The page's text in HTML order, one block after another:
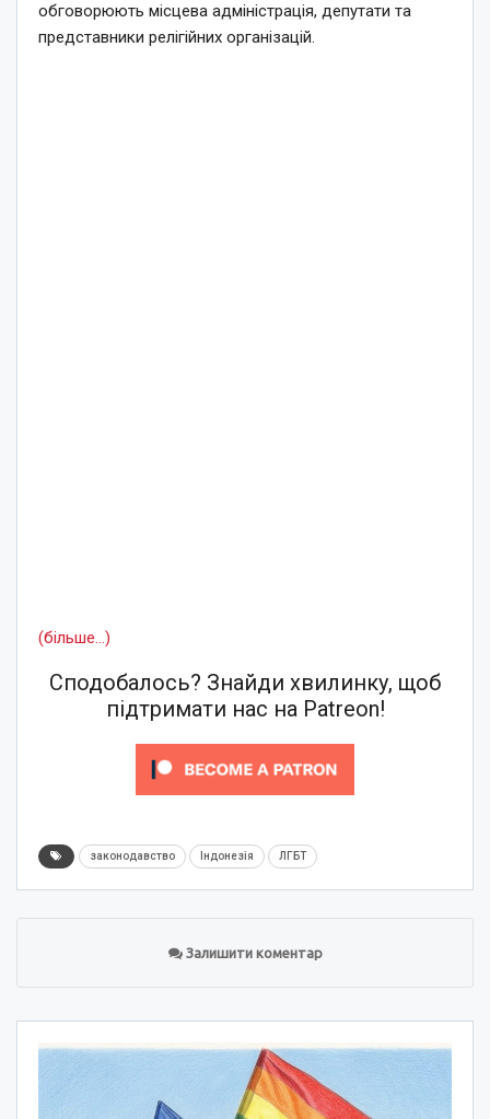
обговорюють місцева адміністрація, депутати та
представники релігійних організацій.
(більше…)
Сподобалось? Знайди хвилинку, щоб
підтримати нас на Patreon!
законодавство Індонезія ЛГБТ
Залишити коментар